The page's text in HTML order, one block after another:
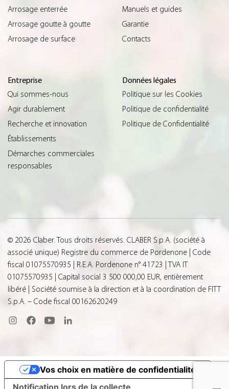
Arrosage enterrée
Arrosage goutte à goutte
Arrosage de surface
Manuels et guides
Garantie
Contacts
Entreprise
Qui sommes-nous
Agir durablement
Recherche et innovation
Établissements
Démarches commerciales
responsables
Données légales
Politique sur les Cookies
Politique de confidentialité
Politique de Confidentialité
© 2026 Claber. Tous droits réservés. CLABER S.p.A. (société à
associé unique) Registre du commerce de Pordenone | Code
fiscal 01075570935 | R.E.A. Pordenone n° 41723 | TVA IT
01075570935 | Capital social 3 500 000,00 EUR, entièrement
libéré | Société soumise à la direction et à la coordination de FITT
S.p.A. – Code fiscal 00162620249
Notification lors de la collecte
Vos choix en matière de confidentialité